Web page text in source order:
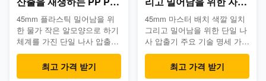
영화를 위한 플라스틱 밀
어남 기계
45mm 플라스틱 밀어남을 위
한 물가 작은 알모양으로 하기
체계를 가진 단일 나사 압출기
고능률 단일 나사 압출기의 이
점: ; 동력비가 절반의 동안 전
통적인 단일 나사 압출기,
최고 가격 받기
화된 단일 나사 압출기
45mm 마스터 배치 색깔 일치
그리고 밀어남을 위한 단일 나
사 압출기 주요 기술 명세 가공
업무 PP의 PE, PS의 아BS,
SAN 색깔 일치. 완성품
Granules¢3x3mm 산출과 주요
최고 가격 받기